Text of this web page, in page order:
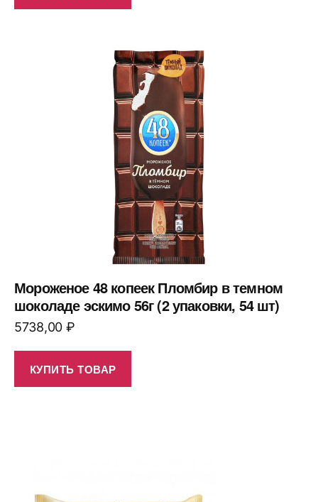
Мороженое 48 копеек Пломбир в темном
шоколаде эскимо 56г (2 упаковки, 54 шт)
5738,00 ₽
КУПИТЬ ТОВАР